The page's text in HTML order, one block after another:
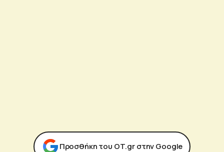
Προσθήκη του ΟΤ.gr στην Google